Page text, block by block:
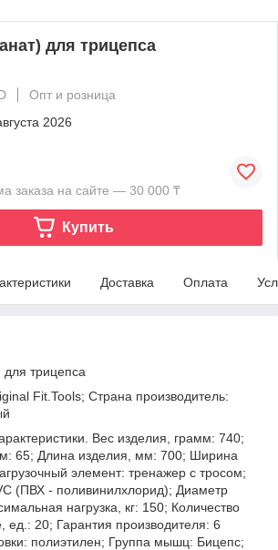
для трицепса
Опт и розница
2026
заказа на сайте — 30 000 ₸
Купить
Доставка Оплата
для трицепса
Fit.Tools; Страна производитель:
Вес изделия, грамм: 740;
65; Длина изделия, мм: 700; Ширина
элемент: тренажер с тросом;
(ПВХ - поливинилхлорид); Диаметр
нагрузка, кг: 150; Количество
ед.: 20; Гарантия производителя: 6
полиэтилен; Группа мышц: Бицепс;